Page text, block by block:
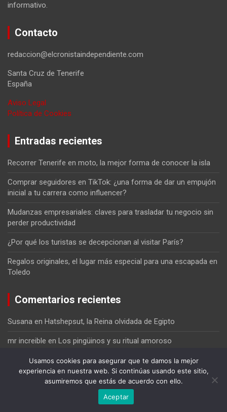
informativo.
Contacto
redaccion@elcronistaindependiente.com
Santa Cruz de Tenerife
España
Aviso Legal
Política de Cookies
Entradas recientes
Recorrer Tenerife en moto, la mejor forma de conocer la isla
Comprar seguidores en TikTok: ¿una forma de dar un empujón
inicial a tu carrera como influencer?
Mudanzas empresariales: claves para trasladar tu negocio sin
perder productividad
¿Por qué los turistas se decepcionan al visitar París?
Regalos originales, el lugar más especial para una escapada en
Toledo
Comentarios recientes
Susana en Hatshepsut, la Reina olvidada de Egipto
mr increible en Los pingüinos y su ritual amoroso
enLos pingüinos y su ritual amoroso
Francisco Vargas Jijon en La mejor forma de dar a conocer un
Usamos cookies para asegurar que te damos la mejor
experiencia en nuestra web. Si continúas usando este sitio,
asumiremos que estás de acuerdo con ello.
Aceptar